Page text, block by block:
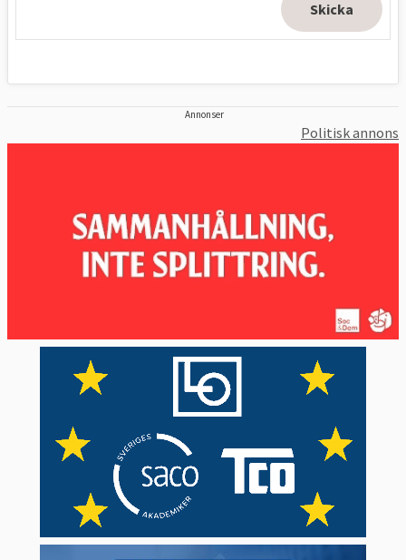
Annonser
Politisk annons